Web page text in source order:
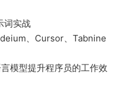
词实战
、Cursor、Tabnine
模型提升程序员的工作效